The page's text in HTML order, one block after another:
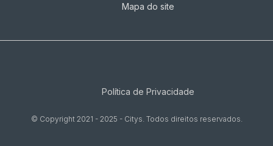
Mapa do site
Política de Privacidade
© Copyright 2021 - 2025 - Citys. Todos direitos reservados.